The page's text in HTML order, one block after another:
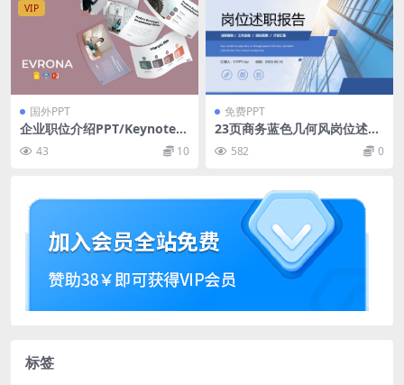
VIP
国外PPT
企业职位介绍PPT/Keynote/
谷歌幻灯片三合一模板 Evron
a – Presentation Template
43 10
免费PPT
23页商务蓝色几何风岗位述职
报告ppt模板
582 0
标签